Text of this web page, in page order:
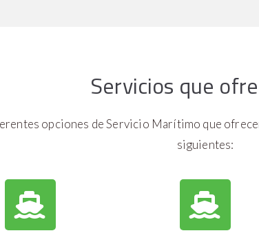
Servicios que
opciones de Servicio Marítimo que
siguientes: